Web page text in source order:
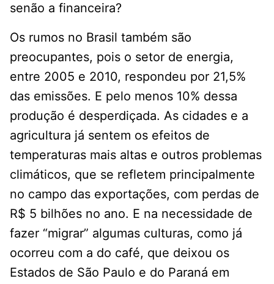
senão a financeira?
Os rumos no Brasil também são
preocupantes, pois o setor de energia,
entre 2005 e 2010, respondeu por 21,5%
das emissões. E pelo menos 10% dessa
produção é desperdiçada. As cidades e a
agricultura já sentem os efeitos de
temperaturas mais altas e outros problemas
climáticos, que se refletem principalmente
no campo das exportações, com perdas de
R$ 5 bilhões no ano. E na necessidade de
fazer “migrar” algumas culturas, como já
ocorreu com a do café, que deixou os
Estados de São Paulo e do Paraná em